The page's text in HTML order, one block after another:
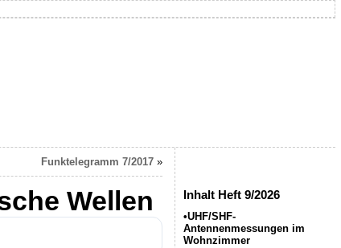
Funktelegramm 7/2017»
Wellen Inhalt Heft 9/2026
•UHF/SHF-
Antennenmessungen im
Wohnzimmer